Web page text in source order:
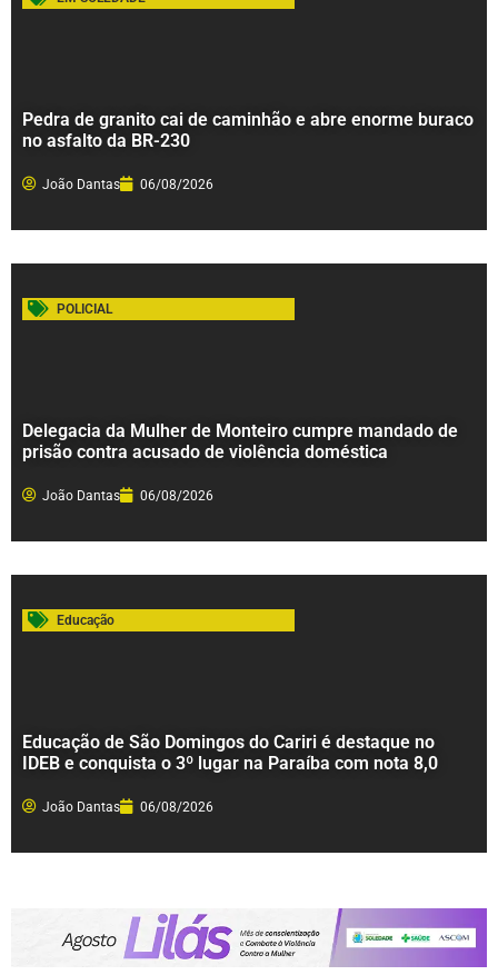
Pedra de granito cai de caminhão e abre enorme buraco
no asfalto da BR-230
João Dantas 06/08/2026
POLICIAL
Delegacia da Mulher de Monteiro cumpre mandado de
prisão contra acusado de violência doméstica
João Dantas 06/08/2026
Educação
Educação de São Domingos do Cariri é destaque no
IDEB e conquista o 3º lugar na Paraíba com nota 8,0
João Dantas 06/08/2026